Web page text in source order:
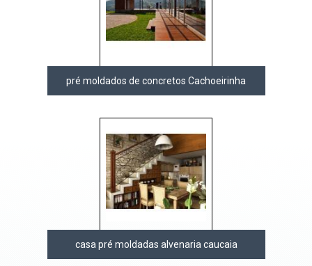
pré moldados de concretos Cachoeirinha
casa pré moldadas alvenaria caucaia